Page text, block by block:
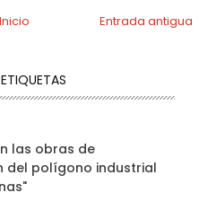
Entrada antigua
Inicio
ETIQUETAS
las obras de
del polígono industrial